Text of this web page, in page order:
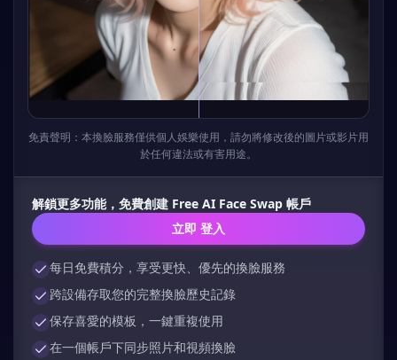
免責聲明：本換臉服務僅供個人娛樂使用，請勿將修改後的圖片或影片用
於任何違法或有害用途。
解鎖更多功能，免費創建 Free AI Face Swap 帳戶
立即 登入
每日免費積分，享受更快、優先的換臉服務
跨設備存取您的完整換臉歷史記錄
保存喜愛的模板，一鍵重複使用
在一個帳戶下同步照片和視頻換臉